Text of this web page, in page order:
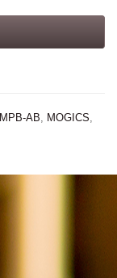
MPB-AB, MOGICS,